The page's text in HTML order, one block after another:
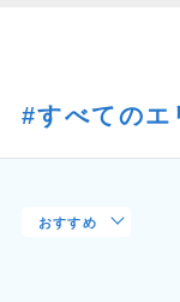
すべてのエ